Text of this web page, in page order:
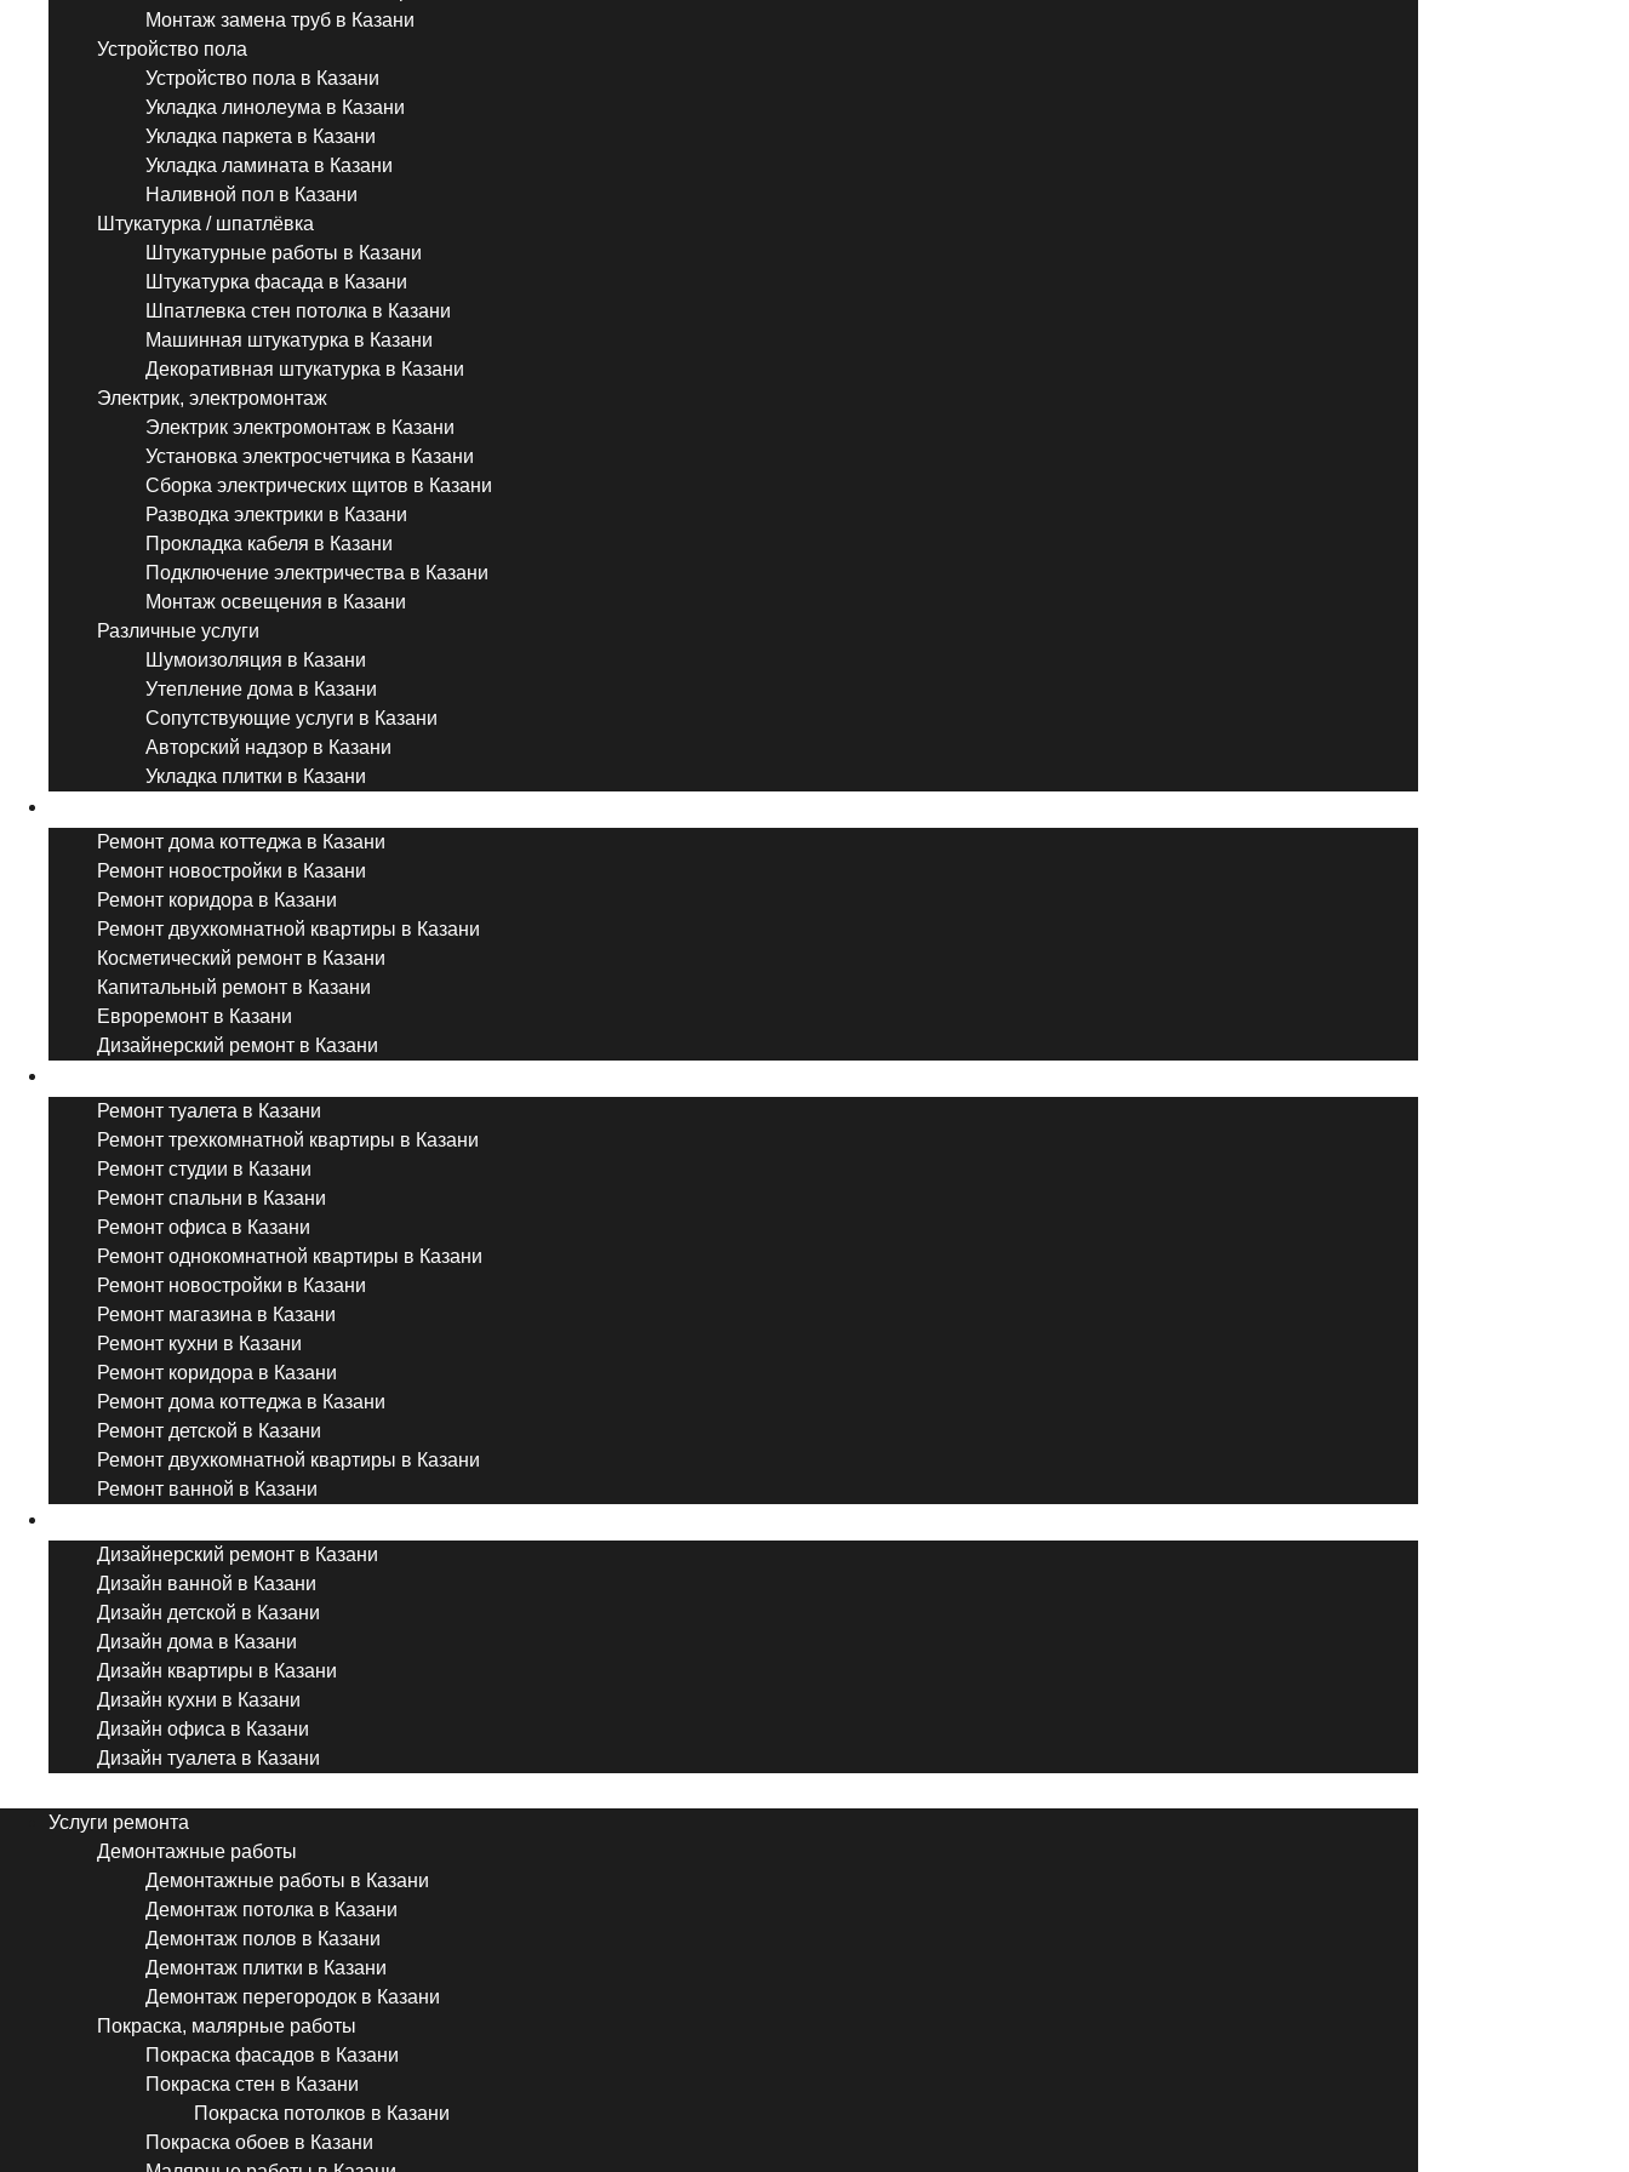
Монтаж замена труб в Казани
Устройство пола
Устройство пола в Казани
Укладка линолеума в Казани
Укладка паркета в Казани
Укладка ламината в Казани
Наливной пол в Казани
Штукатурка / шпатлёвка
Штукатурные работы в Казани
Штукатурка фасада в Казани
Шпатлевка стен потолка в Казани
Машинная штукатурка в Казани
Декоративная штукатурка в Казани
Электрик, электромонтаж
Электрик электромонтаж в Казани
Установка электросчетчика в Казани
Сборка электрических щитов в Казани
Разводка электрики в Казани
Прокладка кабеля в Казани
Подключение электричества в Казани
Монтаж освещения в Казани
Различные услуги
Шумоизоляция в Казани
Утепление дома в Казани
Сопутствующие услуги в Казани
Авторский надзор в Казани
Укладка плитки в Казани
Ремонт дома коттеджа в Казани
Ремонт новостройки в Казани
Ремонт коридора в Казани
Ремонт двухкомнатной квартиры в Казани
Косметический ремонт в Казани
Капитальный ремонт в Казани
Евроремонт в Казани
Дизайнерский ремонт в Казани
Ремонт туалета в Казани
Ремонт трехкомнатной квартиры в Казани
Ремонт студии в Казани
Ремонт спальни в Казани
Ремонт офиса в Казани
Ремонт однокомнатной квартиры в Казани
Ремонт новостройки в Казани
Ремонт магазина в Казани
Ремонт кухни в Казани
Ремонт коридора в Казани
Ремонт дома коттеджа в Казани
Ремонт детской в Казани
Ремонт двухкомнатной квартиры в Казани
Ремонт ванной в Казани
Дизайнерский ремонт в Казани
Дизайн ванной в Казани
Дизайн детской в Казани
Дизайн дома в Казани
Дизайн квартиры в Казани
Дизайн кухни в Казани
Дизайн офиса в Казани
Дизайн туалета в Казани
Услуги ремонта
Демонтажные работы
Демонтажные работы в Казани
Демонтаж потолка в Казани
Демонтаж полов в Казани
Демонтаж плитки в Казани
Демонтаж перегородок в Казани
Покраска, малярные работы
Покраска фасадов в Казани
Покраска стен в Казани
Покраска потолков в Казани
Покраска обоев в Казани